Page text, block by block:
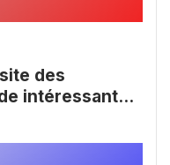
des
intéressante